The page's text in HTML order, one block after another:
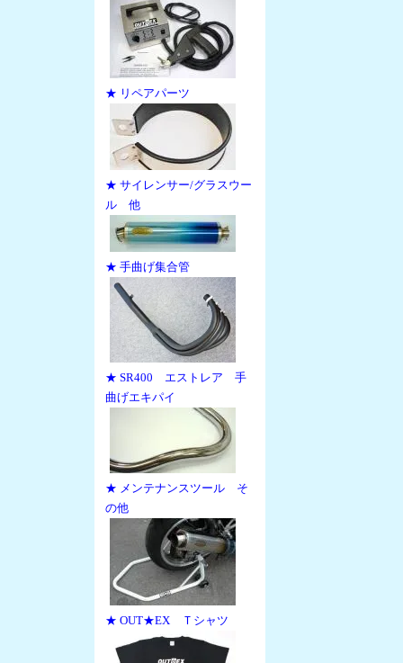
★ リペアパーツ
★ サイレンサー/グラスウー
ル 他
★ 手曲げ集合管
★ SR400 エストレア 手
曲げエキパイ
★ メンテナンスツール そ
の他
★ OUT★EX Ｔシャツ